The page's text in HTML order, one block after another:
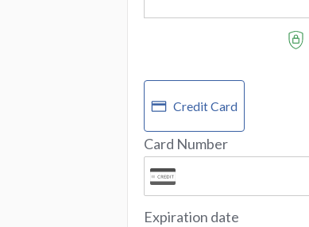
Credit Card
Card Number
Expiration date